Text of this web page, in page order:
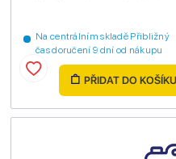
Na centrálním skladě Přibližný
čas doručení 9 dní od nákupu
PŘIDAT DO KOŠÍKU